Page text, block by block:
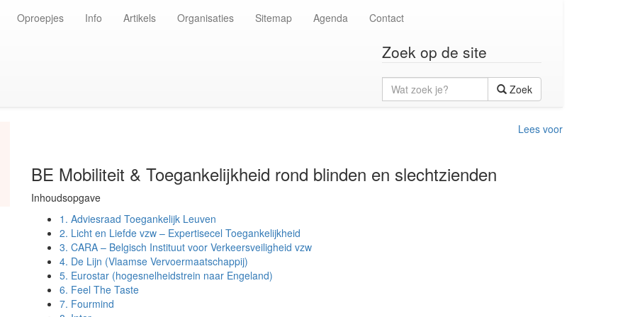
Oproepjes Info Artikels Organisaties Sitemap Agenda Contact
Zoek op de site
Wat
zoek
je?
Zoek
Lees voor
BE Mobiliteit & Toegankelijkheid rond blinden en slechtzienden
Inhoudsopgave
1. Adviesraad Toegankelijk Leuven
2. Licht en Liefde vzw – Expertisecel Toegankelijkheid
3. CARA – Belgisch Instituut voor Verkeersveiligheid vzw
4. De Lijn (Vlaamse Vervoermaatschappij)
5. Eurostar (hogesnelheidstrein naar Engeland)
6. Feel The Taste
7. Fourmind